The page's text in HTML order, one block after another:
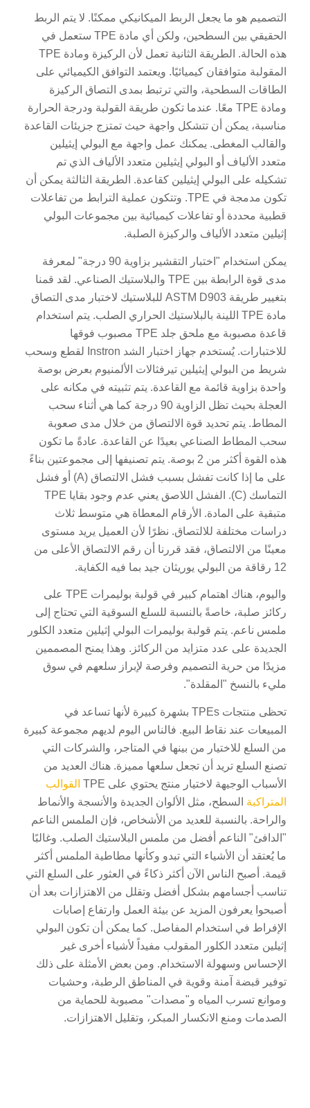
التصميم هو ما يجعل الربط الميكانيكي ممكنًا. لا يتم الربط
الحقيقي بين السطحين، ولكن أي مادة TPE ستعمل في
هذه الحالة. الطريقة الثانية تعمل لأن الركيزة ومادة TPE
المقولبة متوافقان كيميائيًا. ويعتمد التوافق الكيميائي على
الطاقات السطحية، والتي ترتبط بمدى التصاق الركيزة
ومادة TPE معًا. عندما تكون طريقة القولبة ودرجة الحرارة
مناسبة، يمكن أن تتشكل واجهة حيث تمتزج جزيئات القاعدة
والقالب المغطى. يمكنك عمل واجهة مع البولي إيثيلين
متعدد الألياف أو البولي إيثيلين متعدد الألياف الذي تم
تشكيله على البولي إيثيلين كقاعدة. الطريقة الثالثة يمكن أن
تكون مدمجة في TPE. وتتكون عملية الترابط من تفاعلات
قطبية محددة أو تفاعلات كيميائية بين مجموعات البولي
إثيلين متعدد الألياف والركيزة الصلبة.
يمكن استخدام "اختبار التقشير بزاوية 90 درجة" لمعرفة
مدى قوة الرابطة بين TPE والبلاستيك الصناعي. لقد قمنا
بتغيير طريقة ASTM D903 للبلاستيك لاختبار مدى التصاق
مادة TPE اللينة بالبلاستيك الحراري الصلب. يتم استخدام
قاعدة مصبوبة مع ملحق جلد TPE مصبوب فوقها
للاختبارات. يُستخدم جهاز اختبار الشد Instron لقطع وسحب
شريط من البولي إيثيلين تيرفثالات الألمنيوم بعرض بوصة
واحدة بزاوية قائمة مع القاعدة. يتم تثبيته في مكانه على
العجلة بحيث تظل الزاوية 90 درجة كما هي أثناء سحب
المطاط. يتم تحديد قوة الالتصاق من خلال مدى صعوبة
سحب المطاط الصناعي بعيدًا عن القاعدة. عادةً ما تكون
هذه القوة أكثر من 2 بوصة. يتم تصنيفها إلى مجموعتين بناءً
على ما إذا كانت تفشل بسبب فشل الالتصاق (A) أو فشل
التماسك (C). الفشل اللاصق يعني عدم وجود بقايا TPE
متبقية على المادة. الأرقام المعطاة هي متوسط ثلاث
دراسات مختلفة للالتصاق. نظرًا لأن العميل يريد مستوى
معينًا من الالتصاق، فقد قررنا أن رقم الالتصاق الأعلى من
12 رقاقة من البولي يوريثان جيد بما فيه الكفاية.
واليوم، هناك اهتمام كبير في قولبة بوليمرات TPE على
ركائز صلبة، خاصةً بالنسبة للسلع السوقية التي تحتاج إلى
ملمس ناعم. يتم قولبة بوليمرات البولي إثيلين متعدد الكلور
الجديدة على عدد متزايد من الركائز. وهذا يمنح المصممين
مزيدًا من حرية التصميم وفرصة لإبراز سلعهم في سوق
مليء بالنسخ "المقلدة".
تحظى منتجات TPEs بشهرة كبيرة لأنها تساعد في
المبيعات عند نقاط البيع. فالناس اليوم لديهم مجموعة كبيرة
من السلع للاختيار من بينها في المتاجر، والشركات التي
تصنع السلع تريد أن تجعل سلعها مميزة. هناك العديد من
الأسباب الوجيهة لاختيار منتج يحتوي على TPE
القوالب
المتراكبة السطح، مثل الألوان الجديدة والأنسجة والأنماط
والراحة. بالنسبة للعديد من الأشخاص، فإن الملمس الناعم
"الدافئ" الناعم أفضل من ملمس البلاستيك الصلب. وغالبًا
ما يُعتقد أن الأشياء التي تبدو وكأنها مطاطية الملمس أكثر
قيمة. أصبح الناس الآن أكثر ذكاءً في العثور على السلع التي
تناسب أجسامهم بشكل أفضل وتقلل من الاهتزازات بعد أن
أصبحوا يعرفون المزيد عن بيئة العمل وارتفاع إصابات
الإفراط في استخدام المفاصل. كما يمكن أن تكون البولي
إثيلين متعدد الكلور المقولب مفيداً لأشياء أخرى غير
الإحساس وسهولة الاستخدام. ومن بعض الأمثلة على ذلك
توفير قبضة آمنة وقوية في المناطق الرطبة، وحشيات
وموانع تسرب المياه و"مصدات" مصبوبة للحماية من
الصدمات ومنع الانكسار المبكر، وتقليل الاهتزازات.